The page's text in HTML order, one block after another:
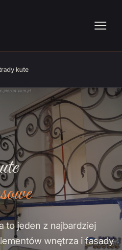
kute
to jeden z najbardziej
wnętrza i fasady